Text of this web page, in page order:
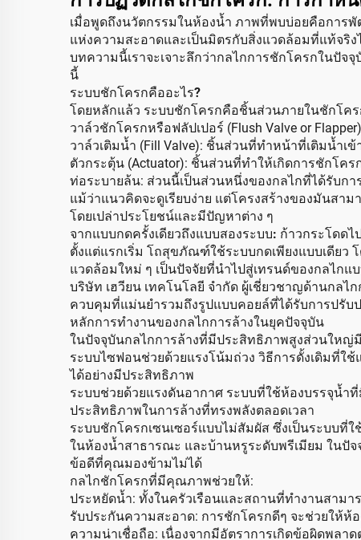
เมื่อพูดถึงนวัตกรรมในห้องน้ำ ภาพที่พบบ่อยคือการ
แห่งความสะอาดและเป็นมิตรกับสิ่งแวดล้อมที่แท้จริ
บทความนี้เราจะเจาะลึกว่ากลไกการชักโครกในปัจ
นี้
ระบบชักโครกคืออะไร?
โดยหลักแล้ว ระบบชักโครกคือชิ้นส่วนภายในชักโค
วาล์วชักโครกหรือฟลัปเปอร์ (Flush Valve or
วาล์วเติมน้ำ (Fill Valve): ชิ้นส่วนที่ทำหน้าที่เติมน้ำเ
ตัวกระตุ้น (Actuator): ชิ้นส่วนที่ทำให้เกิดการชักโค
ท่อระบายล้น: ส่วนนี้เป็นส่วนหนึ่งของกลไกที่ได้รับกา
แม้ว่าแนวคิดจะดูเรียบง่าย แต่โครงสร้างของมันสา
โดยเปล่าประโยชน์และมีปัญหาต่าง ๆ
จากแบบกดครั้งเดียวถึงแบบสองระบบ: ก้าวกระโดด
ตั้งแต่แรกเริ่ม โถสุขภัณฑ์ใช้ระบบกดเพียงแบบเดีย
แวดล้อมใหม่ ๆ เป็นปัจจัยที่นำไปสู่เทรนด์ของกลไก
บริษัท เฮวียน เทคโนโลยี จำกัด ผู้เชี่ยวชาญด้านกลไ
ควบคุมที่แม่นยำรวมถึงรูปแบบคอยล์ที่ได้รับการปรับ
หลักการทำงานของกลไกการล้างในยุคปัจจุบัน
ในปัจจุบันกลไกการล้างที่มีประสิทธิภาพสูงส่วนใหญ่
ระบบไซฟอนช่วยด้วยแรงโน้มถ่วง วิธีการดั้งเดิมที่ใ
ได้อย่างมีประสิทธิภาพ
ระบบช่วยด้วยแรงดันอากาศ ระบบที่ใช้ห้องบรรจุน้ำ
ประสิทธิภาพในการล้างที่ทรงพลังตลอดเวลา
ระบบชักโครกเซนเซอร์แบบไม่สัมผัส ซึ่งเป็นระบบที่
ในห้องน้ำสาธารณะ และบ้านหรูระดับพรีเมียม ในปั
ข้อดีที่คุณมองข้ามไม่ได้
กลไกชักโครกที่มีคุณภาพช่วยให้:
ประหยัดน้ำ: ทั้งในครัวเรือนและสถานที่ทำงานสาม
รับประกันความสะอาด: การชักโครกดีๆ จะช่วยให้ห้
ความน่าเชื่อถือ: เนื่องจากมีอัตราการเกิดข้อผิดพล